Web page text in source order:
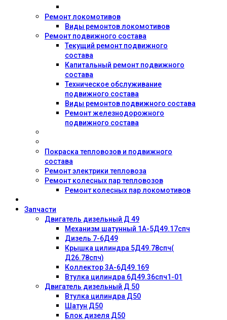
Ремонт локомотивов
Виды ремонтов локомотивов
Ремонт подвижного состава
Текущий ремонт подвижного
состава
Капитальный ремонт подвижного
состава
Техническое обслуживание
подвижного состава
Виды ремонтов подвижного состава
Ремонт железнодорожного
подвижного состава
Покраска тепловозов и подвижного
состава
Ремонт электрики тепловоза
Ремонт колесных пар тепловозов
Ремонт колесных пар локомотивов
Запчасти
Двигатель дизельный Д 49
Механизм шатунный 1А-5Д49.17спч
Дизель 7-6Д49
Крышка цилиндра 5Д49.78спч(
Д26.78спч)
Коллектор 3А-6Д49.169
Втулка цилиндра 6Д49.36спч1-01
Двигатель дизельный Д 50
Втулка цилиндра Д50
Шатун Д50
Блок дизеля Д50